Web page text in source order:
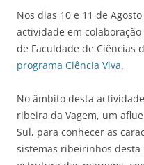
Nos dias 10 e 11 de
actividade em
de Faculdade de Ciências
programa Ciência Viva.
No âmbito desta
ribeira da Vagem, um
Sul, para conhecer as
sistemas ribeirinhos